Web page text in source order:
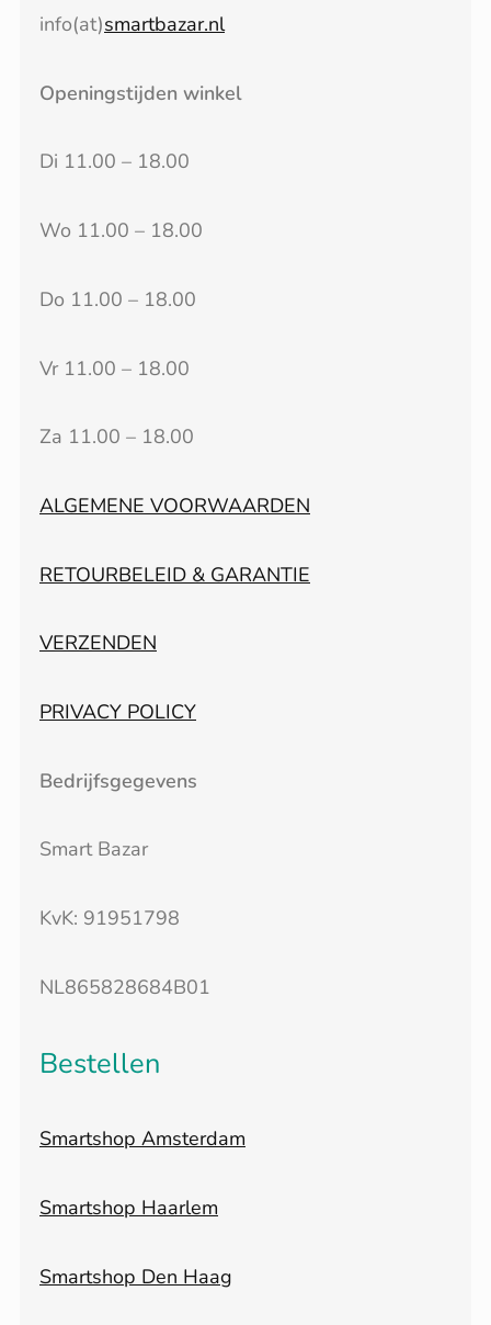
info(at)smartbazar.nl
Openingstijden winkel
Di 11.00 – 18.00
Wo 11.00 – 18.00
Do 11.00 – 18.00
Vr 11.00 – 18.00
Za 11.00 – 18.00
ALGEMENE VOORWAARDEN
RETOURBELEID & GARANTIE
VERZENDEN
PRIVACY POLICY
Bedrijfsgegevens
Smart Bazar
KvK: 91951798
NL865828684B01
Bestellen
Smartshop Amsterdam
Smartshop Haarlem
Smartshop Den Haag